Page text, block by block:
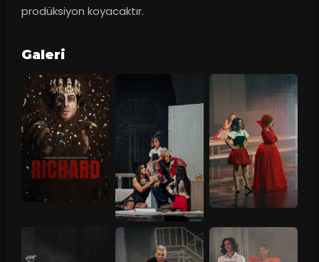
prodüksiyon koyacaktır.
Galeri